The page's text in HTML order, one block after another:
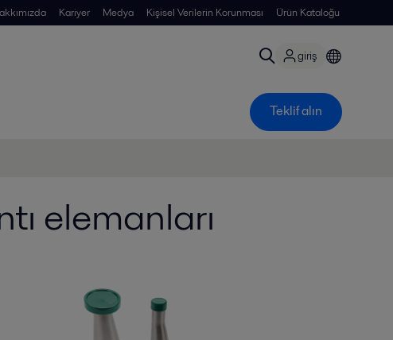
Kariyer Medya Kişisel Verilerin Korunması Ürün Kataloğu
giriş
Teklif alın
elemanları